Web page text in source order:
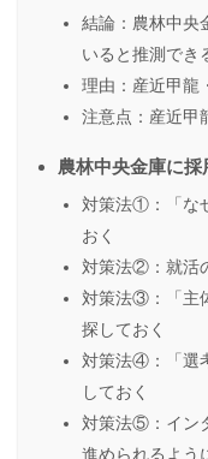
結論：農林中央
いると推測でき
理由：産近甲龍
注意点：産近甲
農林中央金庫に
対策法①：「な
おく
対策法②：就活
対策法③：「主
探しておく
対策法④：「選
しておく
対策法⑤：イン
進められるよう